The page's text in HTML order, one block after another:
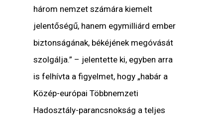
három nemzet számára kiemelt
jelentőségű, hanem egymilliárd ember
biztonságának, békéjének megóvását
szolgálja.” – jelentette ki, egyben arra
is felhívta a figyelmet, hogy „habár a
Közép-európai Többnemzeti
Hadosztály-parancsnokság a teljes